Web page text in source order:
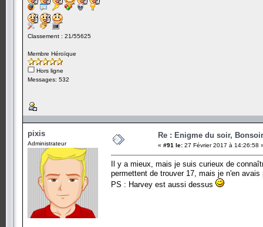
Classement : 21/55625
Membre Héroïque
Hors ligne
Messages: 532
pixis
Administrateur
Re : Enigme du soir,
« #91 le: 27 Février 2017 à 14:26:58
Il y a mieux, mais je suis curieux de
permettent de trouver 17, mais je n'en
PS : Harvey est aussi dessus